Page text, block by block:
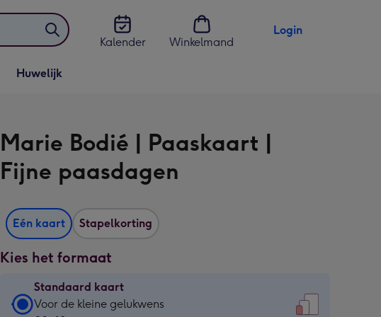
Kalender
Winkelmand
Login
Vervolgkeuzelijst
Huwelijk openen
Huwelijk
Marie Bodié | Paaskaart |
Fijne paasdagen
Eén kaart Stapelkorting
Kies het formaat
Standaard kaart
Standaard
Voor de kleine gelukwens